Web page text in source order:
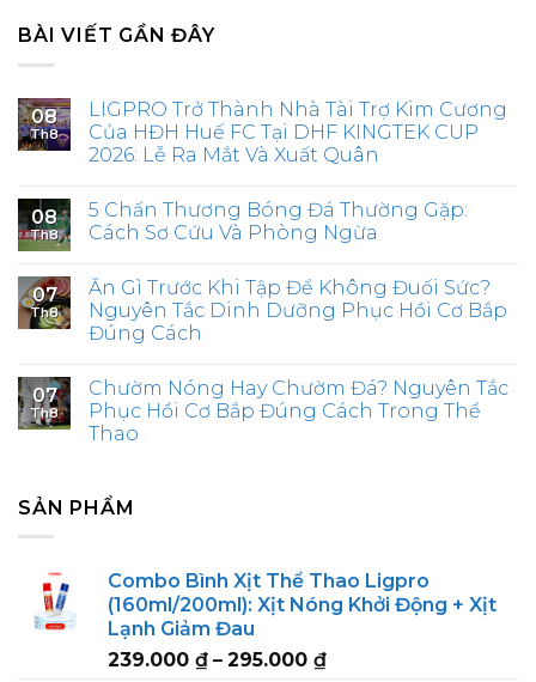
BÀI VIẾT GẦN ĐÂY
08
Th8
LIGPRO Trở Thành Nhà Tài Trợ Kim Cương
Của HĐH Huế FC Tại DHF KINGTEK CUP
2026: Lễ Ra Mắt Và Xuất Quân
08
Th8
5 Chấn Thương Bóng Đá Thường Gặp:
Cách Sơ Cứu Và Phòng Ngừa
07
Th8
Ăn Gì Trước Khi Tập Để Không Đuối Sức?
Nguyên Tắc Dinh Dưỡng Phục Hồi Cơ Bắp
Đúng Cách
07
Th8
Chườm Nóng Hay Chườm Đá? Nguyên Tắc
Phục Hồi Cơ Bắp Đúng Cách Trong Thể
Thao
SẢN PHẨM
Combo Bình Xịt Thể Thao Ligpro
(160ml/200ml): Xịt Nóng Khởi Động + Xịt
Lạnh Giảm Đau
239.000 ₫ – 295.000 ₫Price